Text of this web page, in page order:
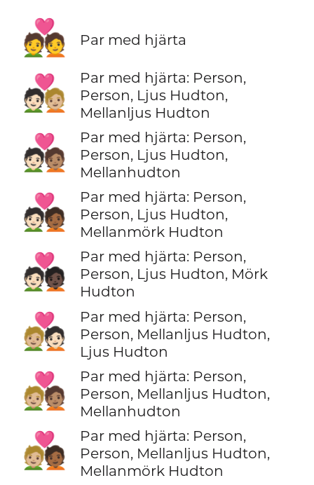
💑 Par med hjärta
🧑🏻‍❤️‍🧑🏼
Par med hjärta: Person,
Person, Ljus Hudton,
Mellanljus Hudton
🧑🏻‍❤️‍🧑🏽
Par med hjärta: Person,
Person, Ljus Hudton,
Mellanhudton
🧑🏻‍❤️‍🧑🏾
Par med hjärta: Person,
Person, Ljus Hudton,
Mellanmörk Hudton
🧑🏻‍❤️‍🧑🏿
Par med hjärta: Person,
Person, Ljus Hudton, Mörk
Hudton
🧑🏼‍❤️‍🧑🏻
Par med hjärta: Person,
Person, Mellanljus Hudton,
Ljus Hudton
🧑🏼‍❤️‍🧑🏽
Par med hjärta: Person,
Person, Mellanljus Hudton,
Mellanhudton
🧑🏼‍❤️‍🧑🏾
Par med hjärta: Person,
Person, Mellanljus Hudton,
Mellanmörk Hudton